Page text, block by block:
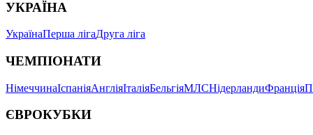
УКРАЇНА
УкраїнаПерша лігаДруга ліга
ЧЕМПІОНАТИ
НімеччинаІспаніяАнгліяІталіяБельгіяМЛСНідерландиФранція
ЄВРОКУБКИ